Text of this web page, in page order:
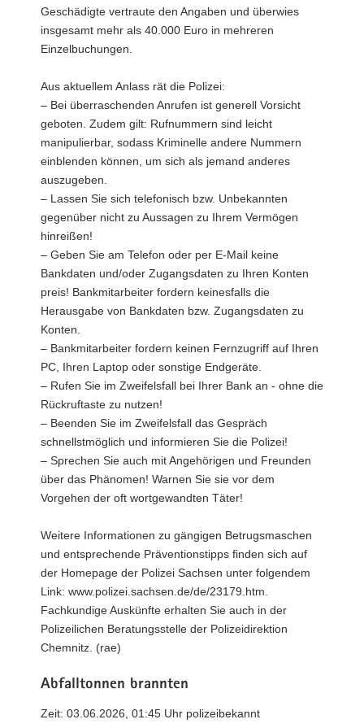
Geschädigte vertraute den Angaben und überwies
insgesamt mehr als 40.000 Euro in mehreren
Einzelbuchungen.
Aus aktuellem Anlass rät die Polizei:
– Bei überraschenden Anrufen ist generell Vorsicht
geboten. Zudem gilt: Rufnummern sind leicht
manipulierbar, sodass Kriminelle andere Nummern
einblenden können, um sich als jemand anderes
auszugeben.
– Lassen Sie sich telefonisch bzw. Unbekannten
gegenüber nicht zu Aussagen zu Ihrem Vermögen
hinreißen!
– Geben Sie am Telefon oder per E-Mail keine
Bankdaten und/oder Zugangsdaten zu Ihren Konten
preis! Bankmitarbeiter fordern keinesfalls die
Herausgabe von Bankdaten bzw. Zugangsdaten zu
Konten.
– Bankmitarbeiter fordern keinen Fernzugriff auf Ihren
PC, Ihren Laptop oder sonstige Endgeräte.
– Rufen Sie im Zweifelsfall bei Ihrer Bank an - ohne die
Rückruftaste zu nutzen!
– Beenden Sie im Zweifelsfall das Gespräch
schnellstmöglich und informieren Sie die Polizei!
– Sprechen Sie auch mit Angehörigen und Freunden
über das Phänomen! Warnen Sie sie vor dem
Vorgehen der oft wortgewandten Täter!
Weitere Informationen zu gängigen Betrugsmaschen
und entsprechende Präventionstipps finden sich auf
der Homepage der Polizei Sachsen unter folgendem
Link: www.polizei.sachsen.de/de/23179.htm.
Fachkundige Auskünfte erhalten Sie auch in der
Polizeilichen Beratungsstelle der Polizeidirektion
Chemnitz. (rae)
Abfalltonnen brannten
Zeit: 03.06.2026, 01:45 Uhr polizeibekannt